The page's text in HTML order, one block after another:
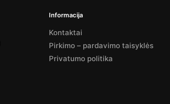
Informacija
Kontaktai
Pirkimo – pardavimo taisyklės
Privatumo politika